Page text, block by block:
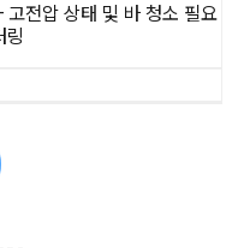
고전압 상태 및 바 청소 필요
링